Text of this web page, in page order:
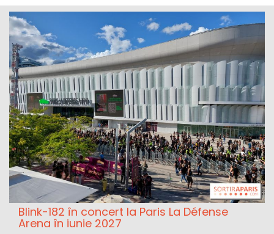
Blink-182 în concert la Paris La Défense
Arena în iunie 2027